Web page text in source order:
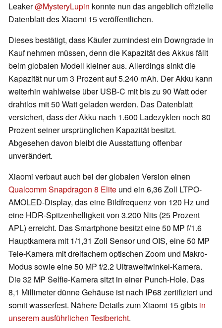
Leaker@MysteryLupin konnte nun das angeblich offizielle
Datenblatt des Xiaomi 15 veröffentlichen.
Dieses bestätigt, dass Käufer zumindest ein Downgrade in
Kauf nehmen müssen, denn die Kapazität des Akkus fällt
beim globalen Modell kleiner aus. Allerdings sinkt die
Kapazität nur um 3 Prozent auf 5.240 mAh. Der Akku kann
weiterhin wahlweise über USB-C mit bis zu 90 Watt oder
drahtlos mit 50 Watt geladen werden. Das Datenblatt
versichert, dass der Akku nach 1.600 Ladezyklen noch 80
Prozent seiner ursprünglichen Kapazität besitzt.
Abgesehen davon bleibt die Ausstattung offenbar
unverändert.
Xiaomi verbaut auch bei der globalen Version einen
Qualcomm Snapdragon 8 Elite und ein 6,36 Zoll LTPO-
AMOLED-Display, das eine Bildfrequenz von 120 Hz und
eine HDR-Spitzenhelligkeit von 3.200 Nits (25 Prozent
APL) erreicht. Das Smartphone besitzt eine 50 MP f/1.6
Hauptkamera mit 1/1,31 Zoll Sensor und OIS, eine 50 MP
Tele-Kamera mit dreifachem optischen Zoom und Makro-
Modus sowie eine 50 MP f/2.2 Ultraweitwinkel-Kamera.
Die 32 MP Selfie-Kamera sitzt in einer Punch-Hole. Das
8,1 Millimeter dünne Gehäuse ist nach IP68 zertifiziert und
somit wasserfest. Nähere Details zum Xiaomi 15 gibts in
unserem ausführlichen Testbericht.